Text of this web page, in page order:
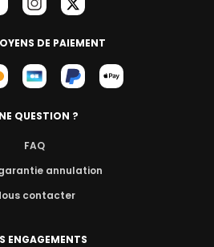
DE PAIEMENT
QUESTION ?
FAQ
annulation
contacter
ENGAGEMENTS